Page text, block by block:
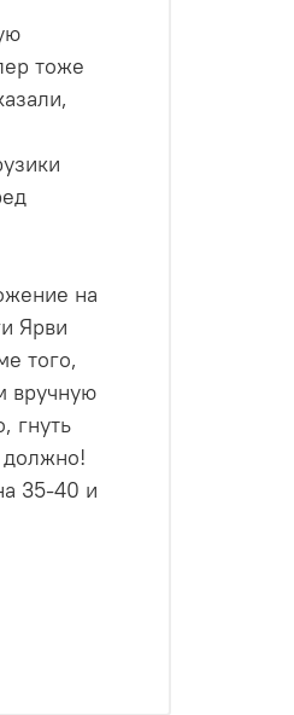
тоже
на
Ярви
того,
вручную
гнуть
должно!
35-40 и